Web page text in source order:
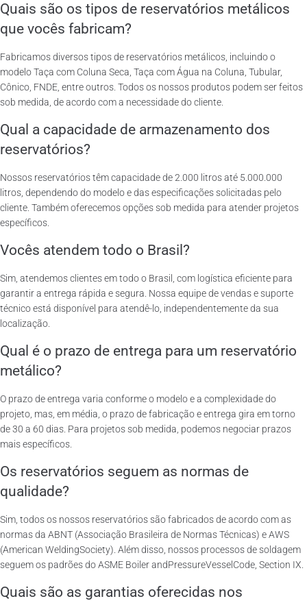
Quais são os tipos de reservatórios metálicos
que vocês fabricam?
Fabricamos diversos tipos de reservatórios metálicos, incluindo o
modelo Taça com Coluna Seca, Taça com Água na Coluna, Tubular,
Cônico, FNDE, entre outros. Todos os nossos produtos podem ser feitos
sob medida, de acordo com a necessidade do cliente.
Qual a capacidade de armazenamento dos
reservatórios?
Nossos reservatórios têm capacidade de 2.000 litros até 5.000.000
litros, dependendo do modelo e das especificações solicitadas pelo
cliente. Também oferecemos opções sob medida para atender projetos
específicos.
Vocês atendem todo o Brasil?
Sim, atendemos clientes em todo o Brasil, com logística eficiente para
garantir a entrega rápida e segura. Nossa equipe de vendas e suporte
técnico está disponível para atendê-lo, independentemente da sua
localização.
Qual é o prazo de entrega para um reservatório
metálico?
O prazo de entrega varia conforme o modelo e a complexidade do
projeto, mas, em média, o prazo de fabricação e entrega gira em torno
de 30 a 60 dias. Para projetos sob medida, podemos negociar prazos
mais específicos.
Os reservatórios seguem as normas de
qualidade?
Sim, todos os nossos reservatórios são fabricados de acordo com as
normas da ABNT (Associação Brasileira de Normas Técnicas) e AWS
(American WeldingSociety). Além disso, nossos processos de soldagem
seguem os padrões do ASME Boiler andPressureVesselCode, Section IX.
Quais são as garantias oferecidas nos